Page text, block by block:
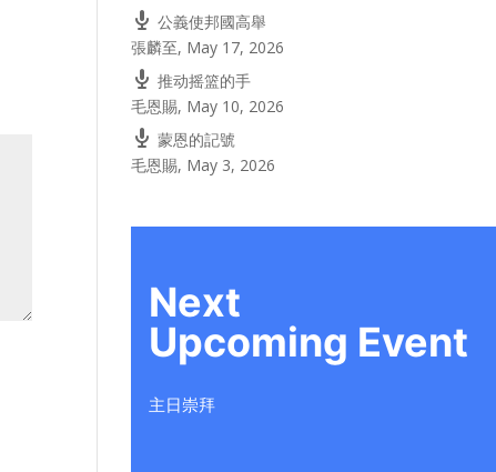
公義使邦國高舉
張麟至, May 17, 2026
推动摇篮的手
毛恩賜, May 10, 2026
蒙恩的記號
毛恩賜, May 3, 2026
Next
Upcoming Event
主日崇拜